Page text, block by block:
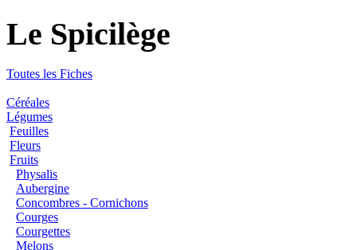
Le Spicilège
Toutes les Fiches
Céréales
Légumes
Feuilles
Fleurs
Fruits
Physalis
Aubergine
Concombres - Cornichons
Courges
Courgettes
Melons